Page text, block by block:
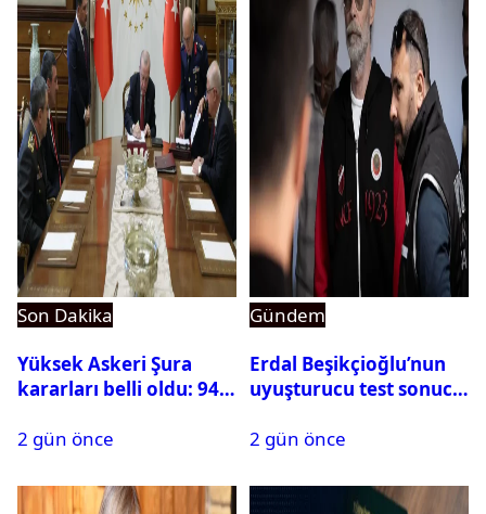
Son Dakika
Yüksek Askeri Şura
kararları belli oldu: 94
2 gün önce
Gündem
Erdal Beşikçioğlu’nun
uyuşturucu test sonucu
2 gün önce